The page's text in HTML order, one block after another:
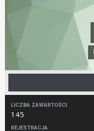
LICZBA ZAWARTOŚCI
145
REJESTRACJA